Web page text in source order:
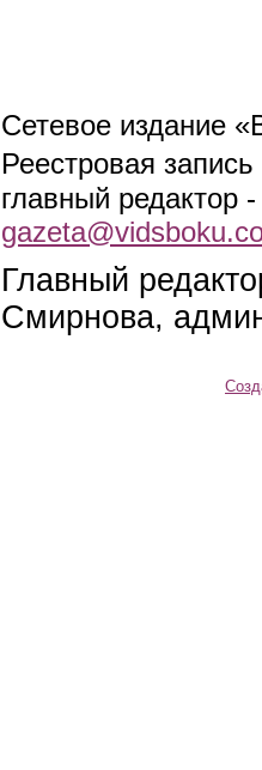
Сетевое издание
Реестровая
главный
Главный
Смирнова,